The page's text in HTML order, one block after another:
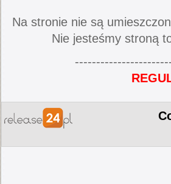
Na stronie nie są
Nie jesteśmy stroną